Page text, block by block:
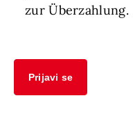
zur Überzahlung.
Prijavi se